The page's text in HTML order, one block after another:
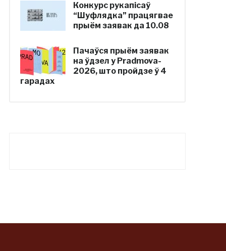
Конкурс рукапісаў
“Шуфлядка” працягвае
прыём заявак да 10.08
Пачаўся прыём заявак
на ўдзел у Pradmova-
2026, што пройдзе ў 4
гарадах